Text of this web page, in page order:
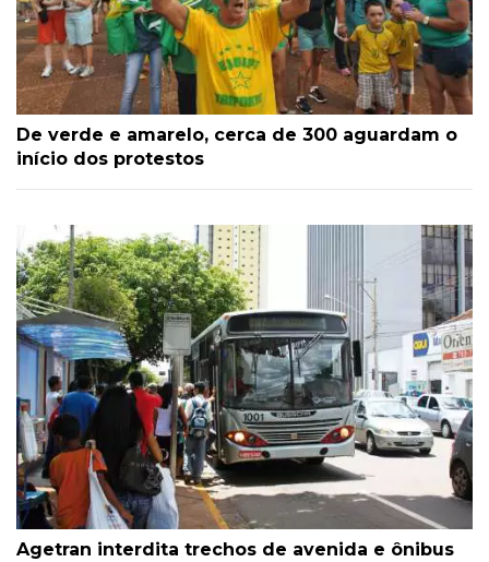
De verde e amarelo, cerca de 300 aguardam o
início dos protestos
Agetran interdita trechos de avenida e ônibus